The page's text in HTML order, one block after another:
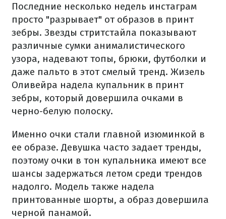
Последние несколько недель инстаграм
просто "разрывает" от образов в принт
зебры. Звезды стритстайла показывают
различные сумки анималистического
узора, надевают топы, брюки, футболки и
даже пальто в этот смелый тренд. Жизель
Оливейра надела купальник в принт
зебры, который довершила очками в
черно-белую полоску.
Именно очки стали главной изюминкой в ​​
ее образе. Девушка часто задает тренды,
поэтому очки в тон купальника имеют все
шансы задержаться летом среди трендов
надолго. Модель также надела
принтованные шорты, а образ довершила
черной панамой.